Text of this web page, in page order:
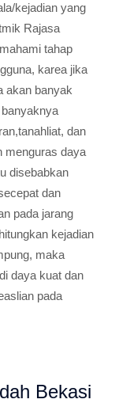
kejadian yang
Rajasa
tahap
karea jika
akan banyak
dan
menguras daya
disebabkan
dan
pada jarang
kejadian
maka
daya kuat dan
pada
Bekasi